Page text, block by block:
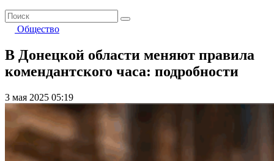
Общество
В Донецкой области меняют правила
комендантского часа: подробности
3 мая 2025 05:19